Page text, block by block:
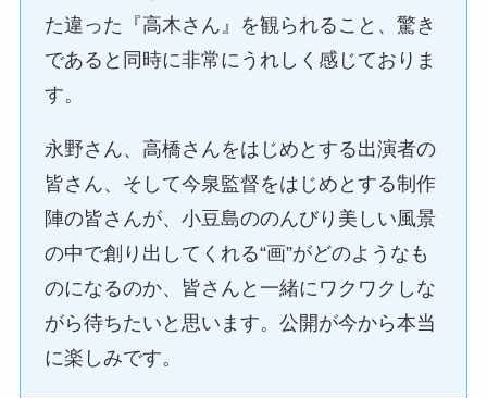
た違った『高木さん』を観られること、驚き
であると同時に非常にうれしく感じておりま
す。
永野さん、高橋さんをはじめとする出演者の
皆さん、そして今泉監督をはじめとする制作
陣の皆さんが、小豆島ののんびり美しい風景
の中で創り出してくれる“画”がどのようなも
のになるのか、皆さんと一緒にワクワクしな
がら待ちたいと思います。公開が今から本当
に楽しみです。